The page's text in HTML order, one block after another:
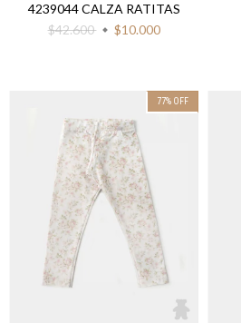
4239044 CALZA RATITAS
$42.600
$10.000
77% OFF